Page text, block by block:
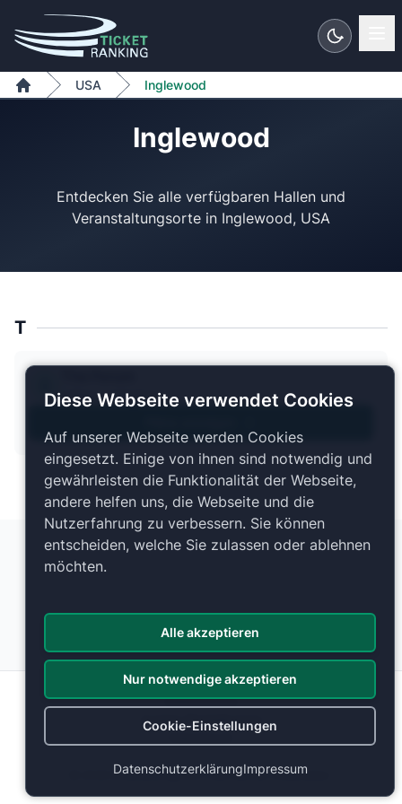
Zum Inhalt springen
Home
USA Inglewood
Inglewood
Entdecken Sie alle verfügbaren Hallen und
T
1 Plan verfügbar
Datenschutz
Cookie-Einstellungen
© 2026 ticketranking.com | Alle Rechte vorbehalten.
Diese Webseite verwendet Cookies
Auf unserer Webseite werden Cookies
eingesetzt. Einige von ihnen sind notwendig und
gewährleisten die Funktionalität der Webseite,
andere helfen uns, die Webseite und die
Nutzerfahrung zu verbessern. Sie können
entscheiden, welche Sie zulassen oder ablehnen
möchten.
Alle akzeptieren
Nur notwendige akzeptieren
Cookie-Einstellungen
DatenschutzerklärungImpressum